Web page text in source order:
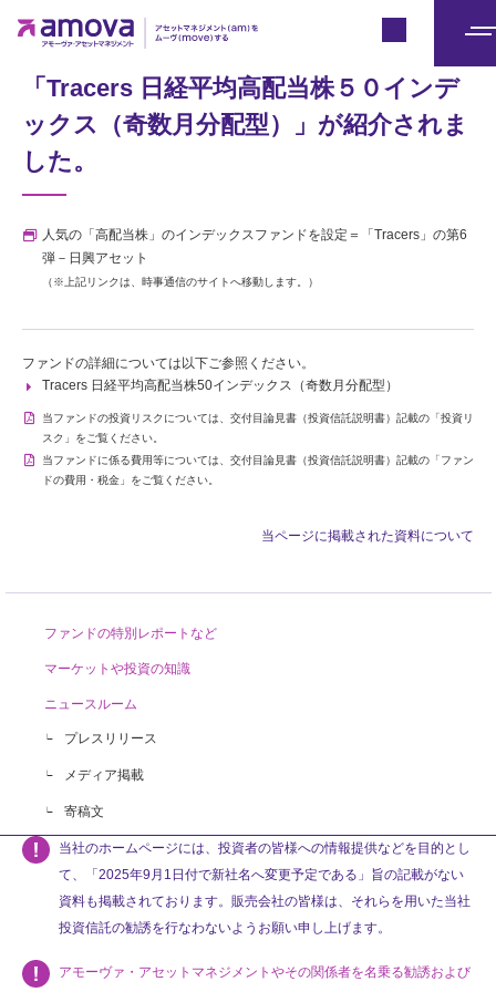
ファンドの特別レポートなど
マーケットや投資の知識
ニュースルーム
プレスリリース
メディア掲載
寄稿文
時事通信（2024年2月13日付）にて
「Tracers 日経平均高配当株５０インデ
ックス（奇数月分配型）」が紹介されま
した。
人気の「高配当株」のインデックスファンドを設定＝「Tracers」の第6
弾－日興アセット
（※上記リンクは、時事通信のサイトへ移動します。）
ファンドの詳細については以下ご参照ください。
Tracers 日経平均高配当株50インデックス（奇数月分配型）
当ファンドの投資リスクについては、交付目論見書（投資信託説明書）記載の「投資リ
スク」をご覧ください。
当ファンドに係る費用等については、交付目論見書（投資信託説明書）記載の「ファン
ドの費用・税金」をご覧ください。
当ページに掲載された資料について
当社のホームページには、投資者の皆様への情報提供などを目的とし
て、「2025年9月1日付で新社名へ変更予定である」旨の記載がない
資料も掲載されております。販売会社の皆様は、それらを用いた当社
投資信託の勧誘を行なわないようお願い申し上げます。
アモーヴァ・アセットマネジメントやその関係者を名乗る勧誘および